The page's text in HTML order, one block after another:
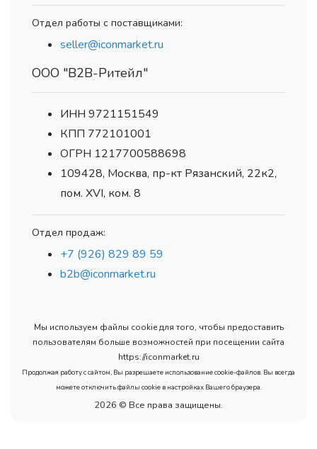
Отдел работы с поставщиками:
seller@iconmarket.ru
ООО "В2В-Ритейл"
ИНН 9721151549
КПП 772101001
ОГРН 1217700588698
109428, Москва, пр-кт Рязанский, 22к2,
пом. XVI, ком. 8
Отдел продаж:
+7 (926) 829 89 59
b2b@iconmarket.ru
Мы используем файлы cookie для того, чтобы предоставить
пользователям больше возможностей при посещении сайта
https://iconmarket.ru
Продолжая работу с сайтом, Вы разрешаете использование cookie-файлов. Вы всегда
можете отключить файлы cookie в настройках Вашего браузера.
2026 © Все права защищены.